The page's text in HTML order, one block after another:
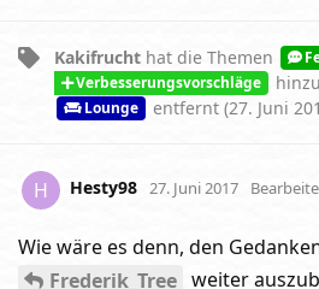
Kakifrucht hat die Themen
Verbesserungsvorschläge
Lounge entfernt (27. Juni
H Hesty98 27. Juni 2017
Wie wäre es denn, den
Frederik_Tree weiter